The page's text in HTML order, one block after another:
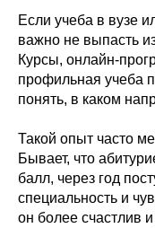
Если учеба в вузе
важно не выпасть
Курсы, онлайн-
профильная учеба
понять, в каком
Такой опыт часто
Бывает, что
балл, через год
специальность и
он более счастлив